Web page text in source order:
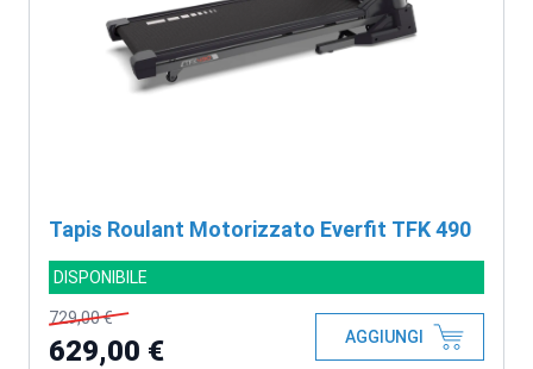
Tapis Roulant Motorizzato Everfit TFK 490
DISPONIBILE
729,00 €
629,00 € AGGIUNGI